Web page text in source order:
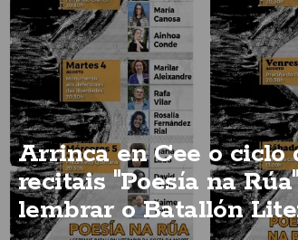
Arrinca en Cee o ciclo
recitais "Poesía na
lembrar o Batallón